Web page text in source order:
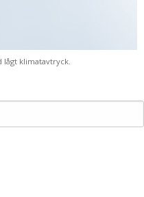
lågt klimatavtryck.